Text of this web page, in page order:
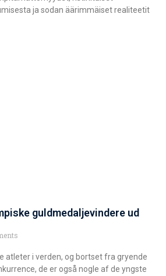
ja sodan äärimmäiset realiteetit
guldmedaljevindere ud
atleter i verden, og bortset fra gryende
de er også nogle af de yngste